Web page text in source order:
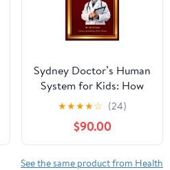
Sydney Doctor’s Human
System for Kids: How
the Human Body Works
— A Simple Guide for
Curious Kids
(FUTURISTIC SCIENCE,
TECHNOLOGY, AND AI
★★★★☆ (24)
$90.00
See the same product from Health